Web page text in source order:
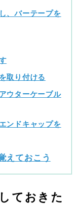
、バーテープを
取り付ける
ウターケーブル
ンドキャップを
えておこう
ておきた